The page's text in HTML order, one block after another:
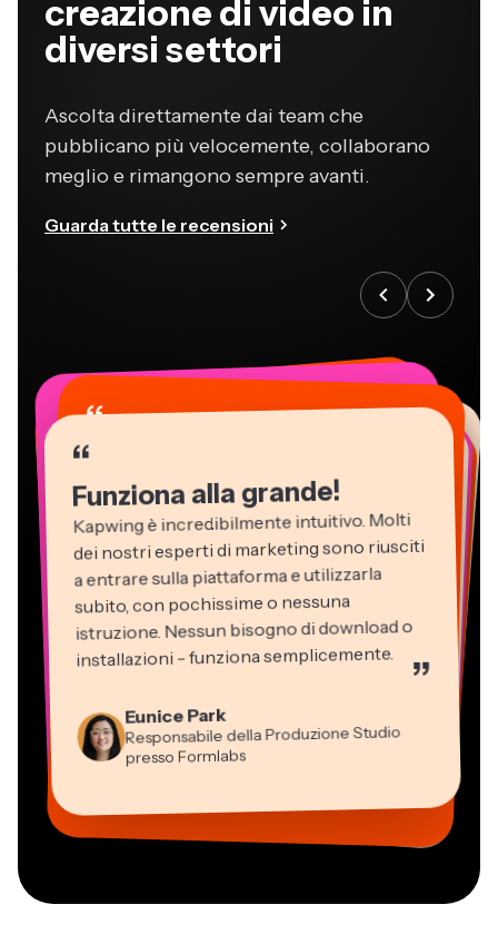
creazione di video in
diversi settori
Ascolta direttamente dai team che
pubblicano più velocemente, collaborano
meglio e rimangono sempre avanti.
Guarda tutte le recensioni
“
Funziona alla grande!
Kapwing è incredibilmente intuitivo. Molti
dei nostri esperti di marketing sono riusciti
a entrare sulla piattaforma e utilizzarla
subito, con pochissime o nessuna
istruzione. Nessun bisogno di download o
installazioni - funziona semplicemente. ”
Eunice Park
Responsabile della Produzione Studio
presso Formlabs
“
“
Grant Taleck
Panos Papagapiou
Socio Amministratore di EPATHLON
“
Kerry-lee Farla
Youtuber
Gracie Peng
Direttore dei Contenuti
“
Heidi Rae
Istruzione
“
Natasha Ball
Consulente
“
Mitch Rawlings
“
Dina Segovia
Libero professionista virtuale